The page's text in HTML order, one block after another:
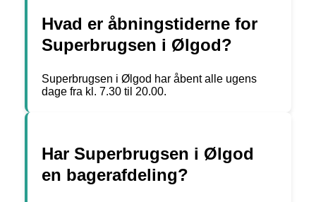
Hvad er åbningstiderne for
Superbrugsen i Ølgod?
Superbrugsen i Ølgod har åbent alle ugens
dage fra kl. 7.30 til 20.00.
Har Superbrugsen i Ølgod
en bagerafdeling?